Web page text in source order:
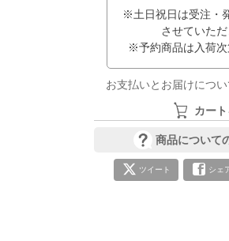
※土日祝日は受注・
させていただ
※予約商品は入荷
お支払いとお届けにつ
カー
商品について
ツイート シェ